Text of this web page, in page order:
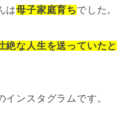
は母子家庭育ちでした。
絶な人生を送っていたと
ンスタグラムです。